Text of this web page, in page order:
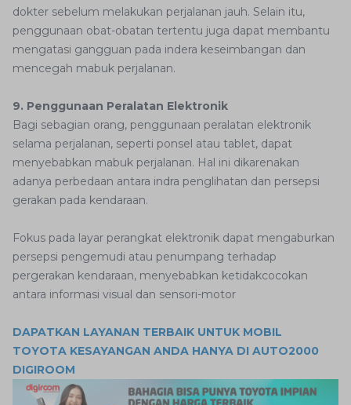
dokter sebelum melakukan perjalanan jauh. Selain itu,
penggunaan obat-obatan tertentu juga dapat membantu
mengatasi gangguan pada indera keseimbangan dan
mencegah mabuk perjalanan.
9. Penggunaan Peralatan Elektronik
Bagi sebagian orang, penggunaan peralatan elektronik
selama perjalanan, seperti ponsel atau tablet, dapat
menyebabkan mabuk perjalanan. Hal ini dikarenakan
adanya perbedaan antara indra penglihatan dan persepsi
gerakan pada kendaraan.
Fokus pada layar perangkat elektronik dapat mengaburkan
persepsi pengemudi atau penumpang terhadap
pergerakan kendaraan, menyebabkan ketidakcocokan
antara informasi visual dan sensori-motor
DAPATKAN LAYANAN TERBAIK UNTUK MOBIL
TOYOTA KESAYANGAN ANDA HANYA DI AUTO2000
DIGIROOM